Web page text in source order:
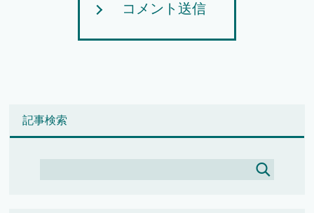
コメント送信
記事検索